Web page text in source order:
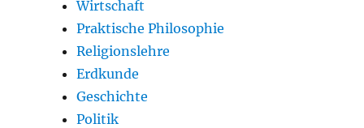
Wirtschaft
Praktische Philosophie
Religionslehre
Erdkunde
Geschichte
Politik